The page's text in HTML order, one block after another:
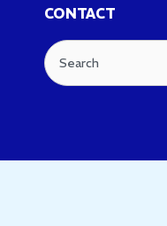
CONTACT
Search